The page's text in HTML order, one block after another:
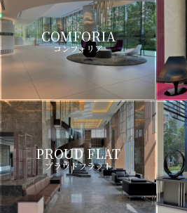
COMFORIA
コンフォリア
PROUD FLAT
プラウドフラット